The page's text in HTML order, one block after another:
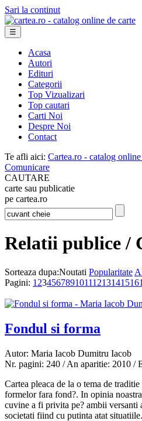
Sari la continut
☰
Acasa
Autori
Edituri
Categorii
Top Vizualizari
Top cautari
Carti Noi
Despre Noi
Contact
Te afli aici: Cartea.ro - catalog
Comunicare
CAUTARE
carte sau publicatie
pe cartea.ro
Relatii publice /
Sorteaza dupa:Noutati Popularitate
Pagini: 1 2345678910111213141516
Fondul si forma
Autor: Maria Iacob Dumitru Iacob
Nr. pagini: 240 / An aparitie: 2010 /
Cartea pleaca de la o tema de
formelor fara fond?. In opinia
cuvine a fi privita pe? ambii versanti
societati fiind cu putinta atat